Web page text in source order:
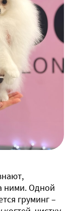
ними. Одной
груминг –